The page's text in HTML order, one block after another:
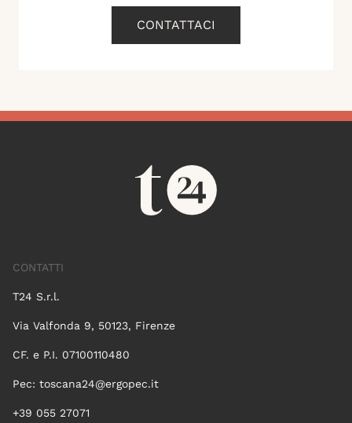
CONTATTACI
CONTATTI
T24 S.r.l.
Via Valfonda 9, 50123, Firenze
CF. e P.I. 07100110480
Pec: toscana24@ergopec.it
+39 055 27071